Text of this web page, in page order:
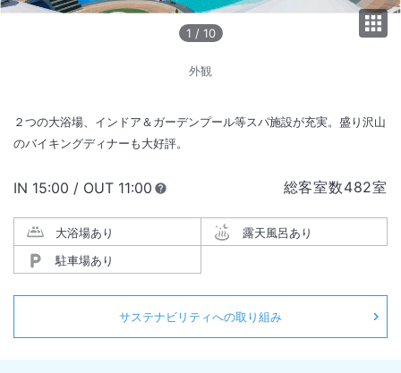
1 / 10
外観
２つの大浴場、インドア＆ガーデンプール等スパ施設が充実。盛り沢山
のバイキングディナーも大好評。
総客室数482室
IN チェックイン
15:00 / OUT チェックアウト
11:00
大浴場あり
露天風呂あり
駐車場あり
サステナビリティへの取り組み